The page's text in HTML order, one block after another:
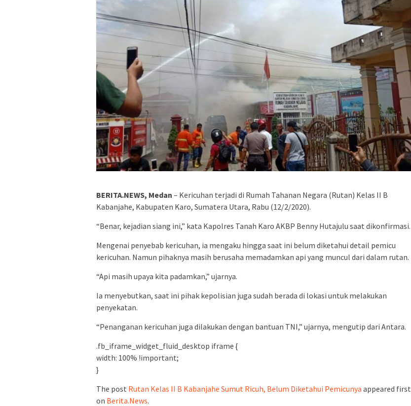
BERITA.NEWS, Medan – Kericuhan terjadi di Rumah Tahanan Negara (Rutan) Kelas II B
Kabanjahe, Kabupaten Karo, Sumatera Utara, Rabu (12/2/2020).
“Benar, kejadian siang ini,” kata Kapolres Tanah Karo AKBP Benny Hutajulu saat dikonfirmasi.
Mengenai penyebab kericuhan, ia mengaku hingga saat ini belum diketahui detail pemicu
kericuhan. Namun pihaknya masih berusaha memadamkan api yang muncul dari dalam rutan.
“Api masih upaya kita padamkan,” ujarnya.
Ia menyebutkan, saat ini pihak kepolisian juga sudah berada di lokasi untuk melakukan
penyekatan.
“Penanganan kericuhan juga dilakukan dengan bantuan TNI,” ujarnya, mengutip dari Antara.
.fb_iframe_widget_fluid_desktop iframe {
width: 100% !important;
}
The post Rutan Kelas II B Kabanjahe Sumut Ricuh, Belum Diketahui Pemicunya appeared first
on Berita.News.